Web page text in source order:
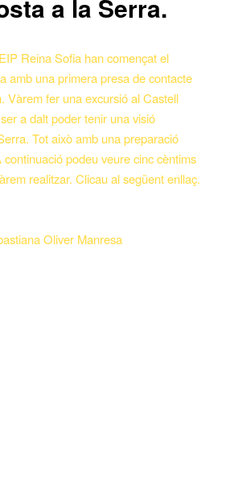
a la Serra.
Reina Sofia han començat el
amb una primera presa de contacte
Vàrem fer una excursió al Castell
a dalt poder tenir una visió
Tot això amb una preparació
continuació podeu veure cinc cèntims
realitzar. Clicau al següent enllaç.
Oliver Manresa